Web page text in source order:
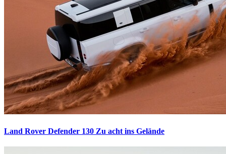
Land Rover Defender 130 Zu acht ins Gelände